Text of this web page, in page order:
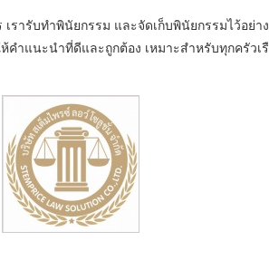
ารับทำพินัยกรรม และจัดเก็บพินัยกรรมไว้อย่
ำแนะนำที่ดีและถูกต้อง เหมาะสำหรับทุกครัว